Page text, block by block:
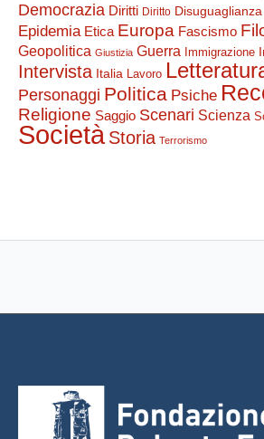
Democrazia Diritti Diritto Disuguaglianza
Epidemia Etica Europa Fascismo
Geopolitica Giustizia Guerra Immigrazione
Intervista Italia Lavoro
Personaggi Politica Psiche
Religione Saggio Scenari Scienza
Società Storia Terrorismo